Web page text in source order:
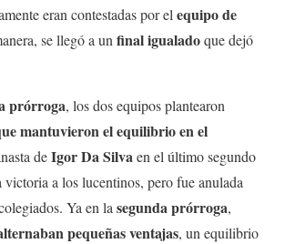
eran contestadas por el equipo de
se llegó a un final igualadoque dejó
prórroga, los dos equipos plantearon
mantuvieron el equilibrio en el
deIgor Da Silvaen el último segundo
victoria a los lucentinos, pero fue anulada
Ya en la segunda prórroga,
pequeñas ventajas, un equilibrio